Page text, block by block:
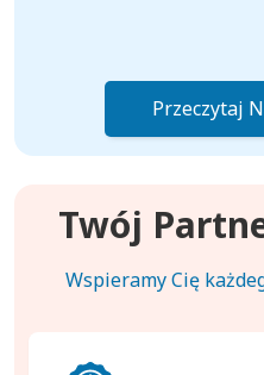
Przeczytaj
Twój
Wspieramy Cię